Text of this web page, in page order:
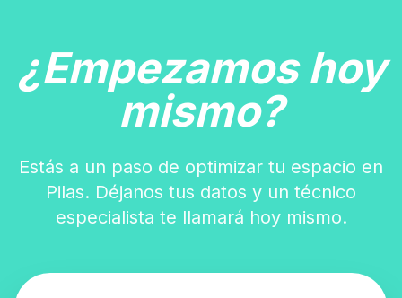
¿Empezamos hoy
mismo?
Estás a un paso de optimizar tu espacio en
Pilas. Déjanos tus datos y un técnico
especialista te llamará hoy mismo.